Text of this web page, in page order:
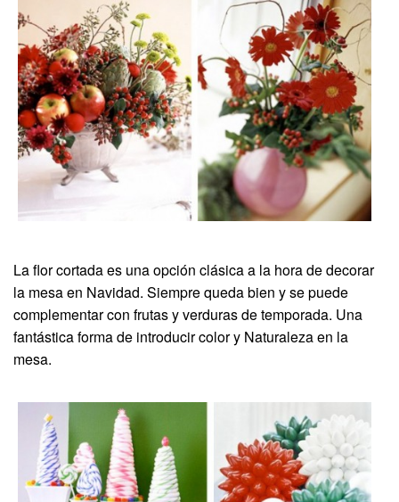
La flor cortada es una opción clásica a la hora de decorar
la mesa en Navidad. Siempre queda bien y se puede
complementar con frutas y verduras de temporada. Una
fantástica forma de introducir color y Naturaleza en la
mesa.